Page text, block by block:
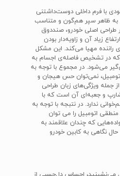
با فرم داخلی دوست‌داشتنی
به ظاهر سپر هم‌گون و متناسب
طراحی اصلی خودرو، صنددوق
زیاد آن و زاویه‌دار بودن
راننده مهیا می‌کند. این مشکل
که در تشخیص فاصله‌ی اجسام به
می‌شود. در مجموع با توجه به
نمی‌توان حس هیجان و
تندر 90 گرفت. از جمله ویژگی‌های زبان طراحی
و جعبه‌ای آن است که با
ندارد. در نتبجه با توجه به
اتومبیل را می توان
که چندان علاقمند به
نگاهی به کابین خودرو